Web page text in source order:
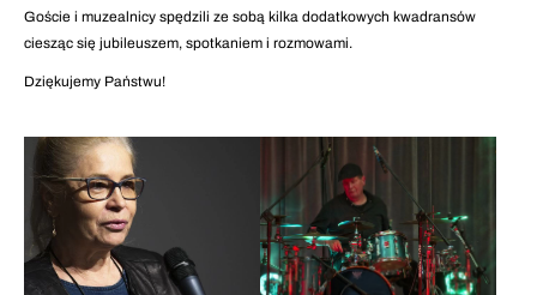
Goście i muzealnicy spędzili ze sobą kilka dodatkowych kwadransów
ciesząc się jubileuszem, spotkaniem i rozmowami.
Dziękujemy Państwu!